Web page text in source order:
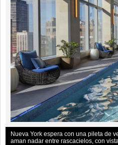
Nueva York espera con una pileta de
aman nadar entre rascacielos, con